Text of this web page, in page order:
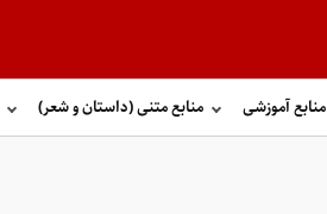
منابع آموزشی منابع متنی (داستان و شعر)